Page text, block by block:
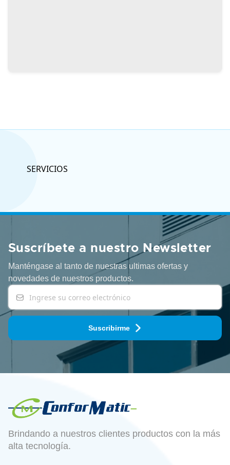
SERVICIOS
Suscríbete a nuestro Newsletter
Manténgase al tanto de nuestras ultimas ofertas y
novedades de nuestros productos.
Suscribirme
Brindando a nuestros clientes productos con la más
alta tecnología.